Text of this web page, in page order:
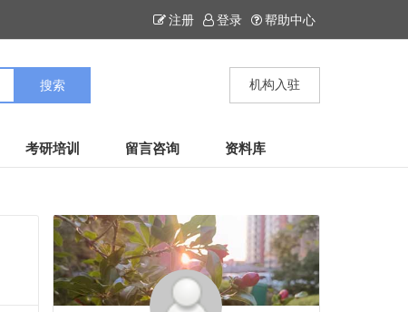
注册 登录 帮助中心
机构入驻
考研培训 留言咨询 资料库